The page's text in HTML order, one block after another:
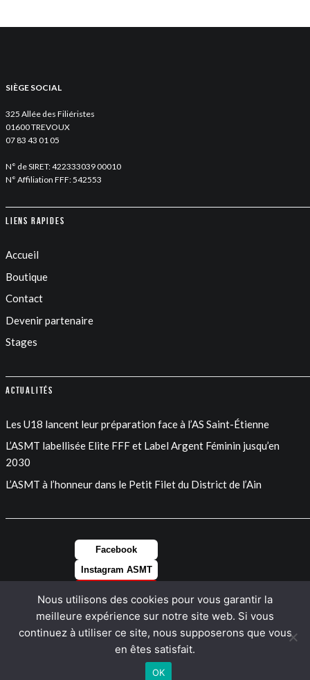
SIÈGE SOCIAL
325 Allée des Filiéristes
01600 TREVOUX
07 83 43 01 05
N° de SIRET: 422333039 00010
N° Affiliation FFF: 542553
Liens rapides
Accueil
Boutique
Contact
Devenir partenaire
Stages
Actualités
Les U18 lancent leur préparation face à l’AS Saint-Étienne
L’ASMT labellisée Elite FFF et Label Argent Féminin jusqu’en
2030
L’ASMT à l’honneur dans le Petit Filet du District de l’Ain
Facebook
Instagram ASMT
LinkedIn
Nous utilisons des cookies pour vous garantir la
meilleure expérience sur notre site web. Si vous
continuez à utiliser ce site, nous supposerons que vous
en êtes satisfait.
OK